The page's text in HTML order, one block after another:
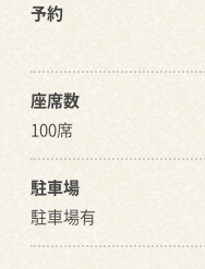
予約
座席数
100席
駐車場
駐車場有